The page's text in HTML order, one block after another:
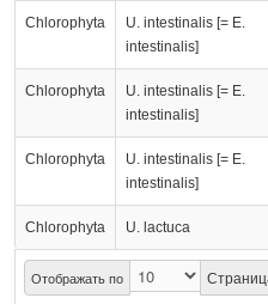
Отображать по
Chlorophyta
U. intestinalis [= E.
intestinalis]
Chlorophyta
U. intestinalis [= E.
intestinalis]
Chlorophyta
U. intestinalis [= E.
intestinalis]
Chlorophyta U. lactuca